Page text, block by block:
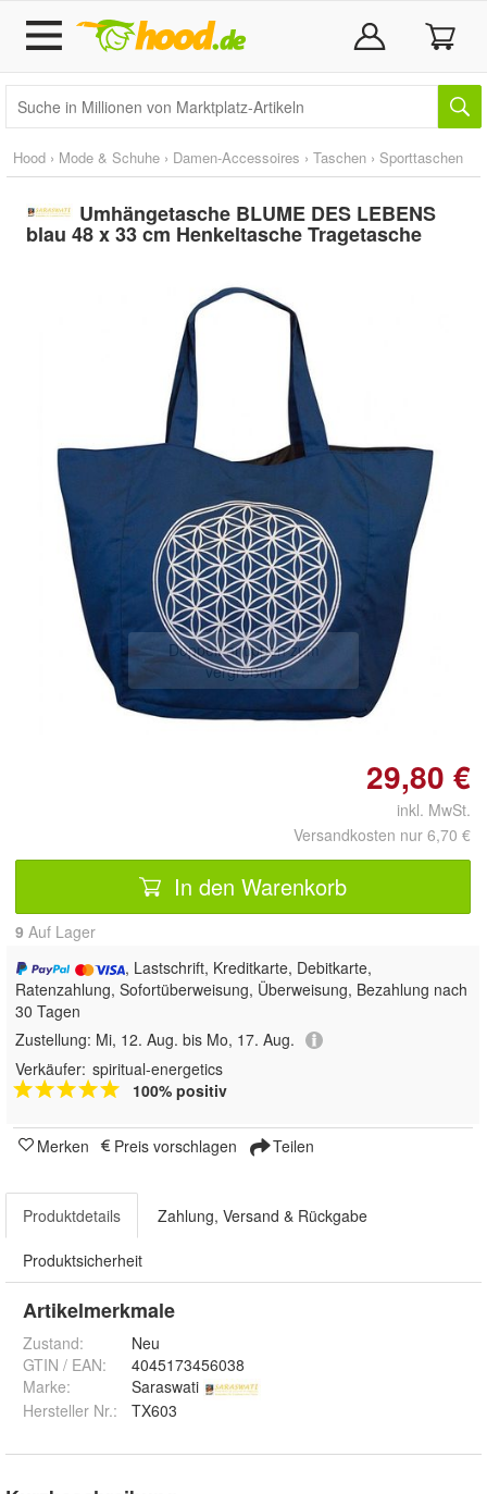
Hood › Mode & Schuhe › Damen-Accessoires › Taschen › Sporttaschen
Umhängetasche BLUME DES LEBENS
blau 48 x 33 cm Henkeltasche Tragetasche
Doppelt antippen zum
vergrößern
29,80 €
inkl. MwSt.
Versandkosten nur 6,70 €
In den Warenkorb
9 Auf Lager
, Lastschrift, Kreditkarte, Debitkarte,
Ratenzahlung, Sofortüberweisung, Überweisung, Bezahlung nach
30 Tagen
Zustellung: Mi, 12. Aug. bis Mo, 17. Aug.
Verkäufer: spiritual-energetics
100% positiv
Merken Preis vorschlagen Teilen
Produktdetails Zahlung, Versand & Rückgabe
Produktsicherheit
Artikelmerkmale
Zustand:
Neu
GTIN / EAN:
4045173456038
Marke:
Saraswati
Hersteller Nr.:
TX603